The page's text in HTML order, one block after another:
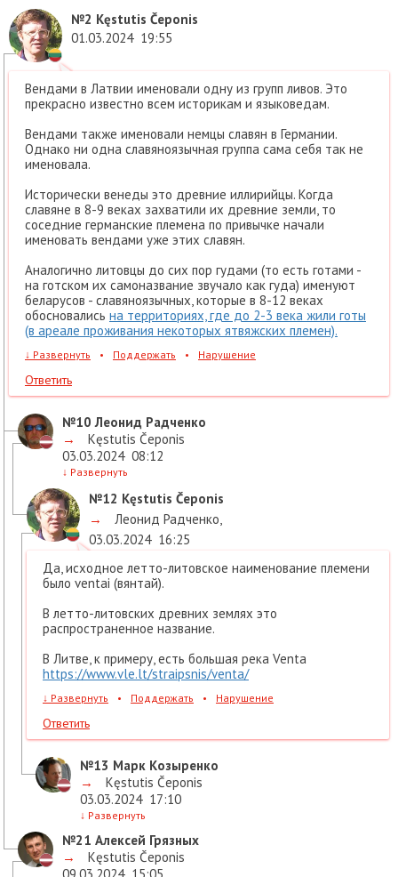
№2 Kęstutis Čeponis
01.03.2024 19:55
Вендами в Латвии именовали одну из групп ливов. Это
прекрасно известно всем историкам и языковедам.
Вендами также именовали немцы славян в Германии.
Однако ни одна славяноязычная группа сама себя так не
именовала.
Исторически венеды это древние иллирийцы. Когда
славяне в 8-9 веках захватили их древние земли, то
соседние германские племена по привычке начали
именовать вендами уже этих славян.
Аналогично литовцы до сих пор гудами (то есть готами -
на готском их самоназвание звучало как гуда) именуют
беларусов - славяноязычных, которые в 8-12 веках
обосновались на территориях, где до 2-3 века жили готы
(в ареале проживания некоторых ятвяжских племен).
↓ Развернуть • Поддержать • Нарушение
Ответить
№10 Леонид Радченко
→
Kęstutis Čeponis
03.03.2024 08:12
↓ Развернуть
№12 Kęstutis Čeponis
→
Леонид Радченко,
03.03.2024 16:25
Да, исходное летто-литовское наименование племени
было ventai (вянтай).
В летто-литовских древних землях это
распространенное название.
В Литве, к примеру, есть большая река Venta
https://www.vle.lt/straipsnis/venta/
↓ Развернуть • Поддержать • Нарушение
Ответить
№13 Марк Козыренко
→
Kęstutis Čeponis
03.03.2024 17:10
↓ Развернуть
№21 Алексей Грязных
→
Kęstutis Čeponis